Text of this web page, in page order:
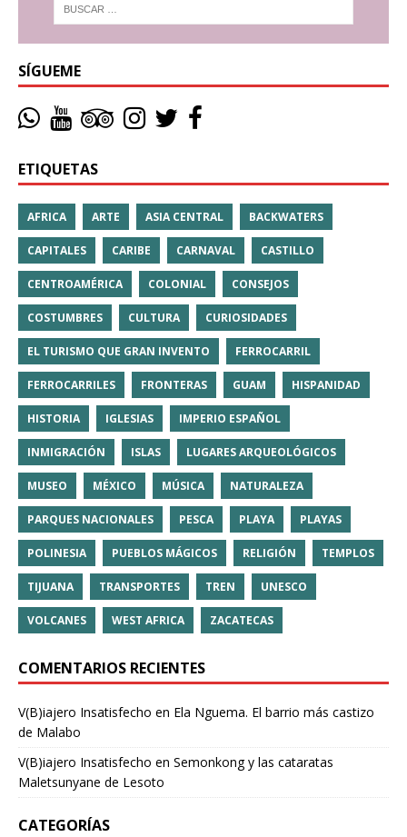
SÍGUEME
ETIQUETAS
AFRICA ARTE ASIA CENTRAL BACKWATERS
CAPITALES CARIBE CARNAVAL CASTILLO
CENTROAMÉRICA COLONIAL CONSEJOS
COSTUMBRES CULTURA CURIOSIDADES
EL TURISMO QUE GRAN INVENTO FERROCARRIL
FERROCARRILES FRONTERAS GUAM HISPANIDAD
HISTORIA IGLESIAS IMPERIO ESPAÑOL
INMIGRACIÓN ISLAS LUGARES ARQUEOLÓGICOS
MUSEO MÉXICO MÚSICA NATURALEZA
PARQUES NACIONALES PESCA PLAYA PLAYAS
POLINESIA PUEBLOS MÁGICOS RELIGIÓN TEMPLOS
TIJUANA TRANSPORTES TREN UNESCO
VOLCANES WEST AFRICA ZACATECAS
COMENTARIOS RECIENTES
V(B)iajero Insatisfecho en Ela Nguema. El barrio más castizo
de Malabo
V(B)iajero Insatisfecho en Semonkong y las cataratas
Maletsunyane de Lesoto
CATEGORÍAS